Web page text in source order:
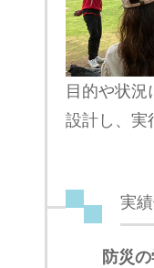
目的や状
設計し、実
実績
防災